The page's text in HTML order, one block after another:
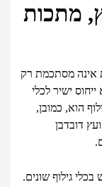
מתכות
אינה מסתכמת רק
ישיר לכלי
הוא, כמובן,
דובדבן
גילוף שונים.